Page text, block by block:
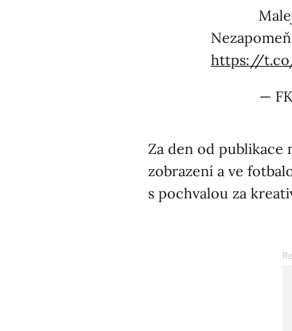
https://
—
Za den od publikace
zobrazení a ve
s pochvalou za